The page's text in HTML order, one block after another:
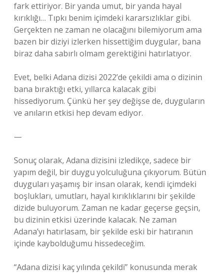
fark ettiriyor. Bir yanda umut, bir yanda hayal
kırıklığı… Tıpkı benim içimdeki kararsızlıklar gibi.
Gerçekten ne zaman ne olacağını bilemiyorum ama
bazen bir diziyi izlerken hissettiğim duygular, bana
biraz daha sabırlı olmam gerektiğini hatırlatıyor.
Evet, belki Adana dizisi 2022’de çekildi ama o dizinin
bana bıraktığı etki, yıllarca kalacak gibi
hissediyorum. Çünkü her şey değişse de, duyguların
ve anıların etkisi hep devam ediyor.
—
Sonuç olarak, Adana dizisini izledikçe, sadece bir
yapım değil, bir duygu yolculuğuna çıkıyorum. Bütün
duyguları yaşamış bir insan olarak, kendi içimdeki
boşlukları, umutları, hayal kırıklıklarını bir şekilde
dizide buluyorum. Zaman ne kadar geçerse geçsin,
bu dizinin etkisi üzerinde kalacak. Ne zaman
Adana’yı hatırlasam, bir şekilde eski bir hatıranın
içinde kaybolduğumu hissedeceğim.
“Adana dizisi kaç yılında çekildi” konusunda merak